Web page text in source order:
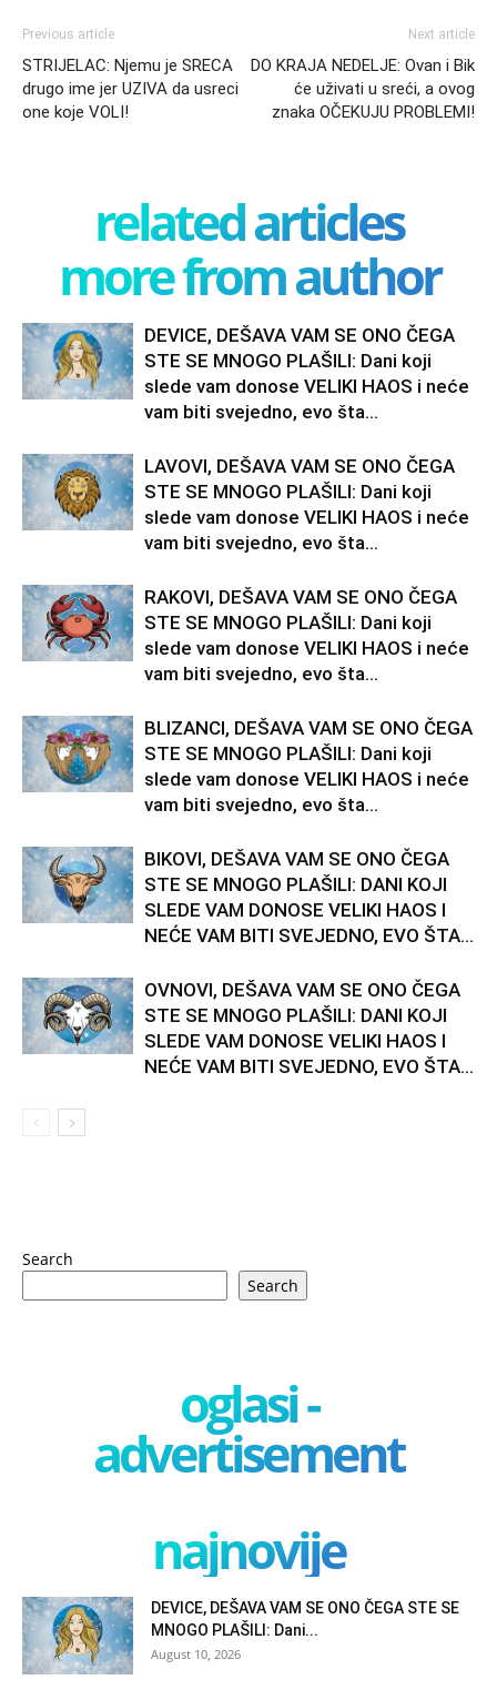
Previous article
STRIJELAC: Njemu je SRECA
drugo ime jer UZIVA da usreci
one koje VOLI!
Next article
DO KRAJA NEDELJE: Ovan i Bik
će uživati u sreći, a ovog
znaka OČEKUJU PROBLEMI!
related articles
more from author
DEVICE, DEŠAVA VAM SE ONO ČEGA
STE SE MNOGO PLAŠILI: Dani koji
slede vam donose VELIKI HAOS i neće
vam biti svejedno, evo šta...
LAVOVI, DEŠAVA VAM SE ONO ČEGA
STE SE MNOGO PLAŠILI: Dani koji
slede vam donose VELIKI HAOS i neće
vam biti svejedno, evo šta...
RAKOVI, DEŠAVA VAM SE ONO ČEGA
STE SE MNOGO PLAŠILI: Dani koji
slede vam donose VELIKI HAOS i neće
vam biti svejedno, evo šta...
BLIZANCI, DEŠAVA VAM SE ONO ČEGA
STE SE MNOGO PLAŠILI: Dani koji
slede vam donose VELIKI HAOS i neće
vam biti svejedno, evo šta...
BIKOVI, DEŠAVA VAM SE ONO ČEGA
STE SE MNOGO PLAŠILI: DANI KOJI
SLEDE VAM DONOSE VELIKI HAOS I
NEĆE VAM BITI SVEJEDNO, EVO ŠTA...
OVNOVI, DEŠAVA VAM SE ONO ČEGA
STE SE MNOGO PLAŠILI: DANI KOJI
SLEDE VAM DONOSE VELIKI HAOS I
NEĆE VAM BITI SVEJEDNO, EVO ŠTA...
Search
Search
oglasi -
advertisement
najnovije
DEVICE, DEŠAVA VAM SE ONO ČEGA STE SE
MNOGO PLAŠILI: Dani...
August 10, 2026